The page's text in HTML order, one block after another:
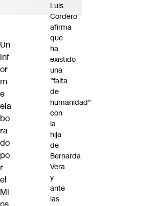
Un
inf
or
m
e
ela
bo
ra
do
po
r
el
Mi
Luis
Cordero
afirma
que
ha
existido
una
"falta
de
humanidad"
con
la
hija
de
Bernarda
Vera
y
ante
las